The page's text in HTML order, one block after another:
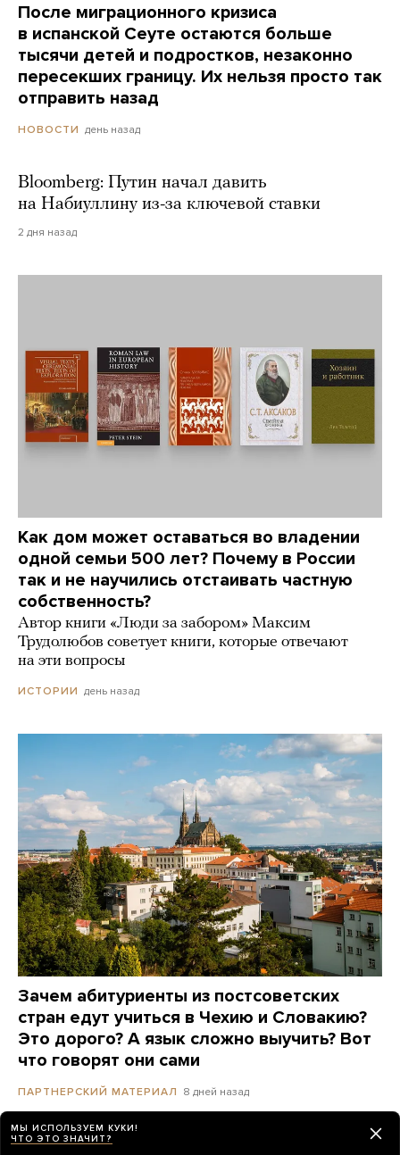
После миграционного кризиса
в испанской Сеуте остаются больше
тысячи детей и подростков, незаконно
пересекших границу. Их нельзя просто так
отправить назад
НОВОСТИ день назад
Bloomberg: Путин начал давить
на Набиуллину из-за ключевой ставки
2 дня назад
Как дом может оставаться во владении
одной семьи 500 лет? Почему в России
так и не научились отстаивать частную
собственность?
Автор книги «Люди за забором» Максим
Трудолюбов советует книги, которые отвечают
на эти вопросы
ИСТОРИИ день назад
Зачем абитуриенты из постсоветских
стран едут учиться в Чехию и Словакию?
Это дорого? А язык сложно выучить? Вот
что говорят они сами
ПАРТНЕРСКИЙ МАТЕРИАЛ 8 дней назад
МЫ ИСПОЛЬЗУЕМ КУКИ!
ЧТО ЭТО ЗНАЧИТ?